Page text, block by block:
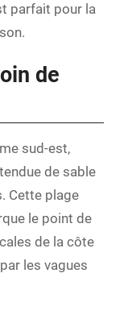
parfait pour la
de
sud-est,
de sable
Cette plage
le point de
de la côte
les vagues